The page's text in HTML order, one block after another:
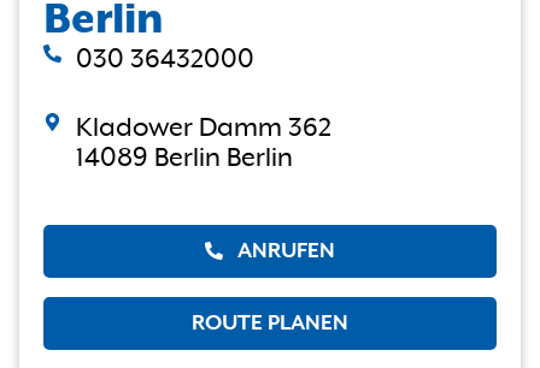
Berlin
030 36432000
Kladower Damm 362
14089 Berlin Berlin
ANRUFEN
ROUTE PLANEN